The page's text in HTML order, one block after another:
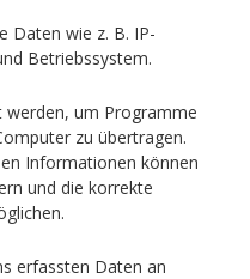
Daten wie z. B. IP-
Betriebssystem.
werden, um Programme
zu übertragen.
Informationen können
und die korrekte
erfassten Daten an